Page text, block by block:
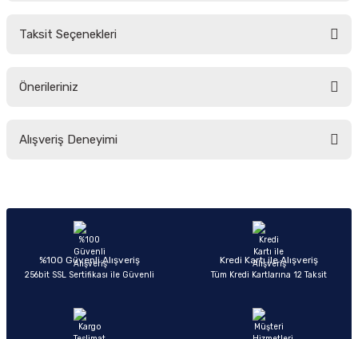
Taksit Seçenekleri
Önerileriniz
yetersiz gördüğünüz noktaları öneri formunu kullanarak tarafımıza
Ürün açıklamasında eksik bilgiler bulunuyor.
Ürün bilgilerinde hatalar bulunuyor.
Ürün fiyatı diğer sitelerden daha pahalı.
Alışveriş Deneyimi
Sitemize ilk yorumu siz yapın!
%100 Güvenli Alışveriş
256bit SSL Sertifikası ile Güvenli
Kredi Kartı ile Alışveriş
Tüm Kredi Kartlarına 12 Taksit